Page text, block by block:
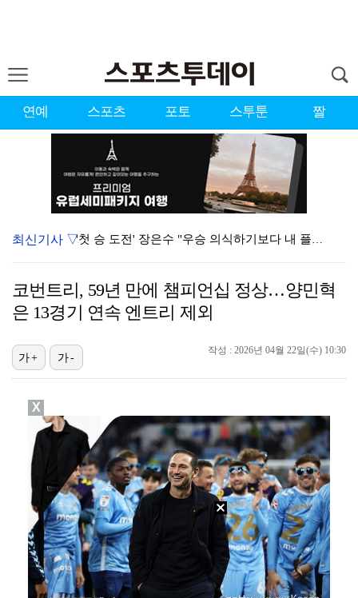
연예 스포츠 포토 스투툰 짤
'첫 승 도전' 장은수 "우승 의식하기보다 내 플레이에…
에스파, '쇠맛'부터 '달콤한 맛'까지…고척돔 가득 채…
맨시티 마레스카 감독 "이강인은 훌륭한 선수…아틀레티코…
박지민 아나운서 "발리까지 갔는데…'피의 게임2' 출연…
'리그 2연패 정조준' 아스널, 뉴캐슬서 기마랑이스 영…
[ST포토] 이강인, 환하게 웃으며
박미선, 큐브와 전속계약 종료…6년 동행 마무리
최신기사 ▽
코번트리, 59년 만에 챔피언십 정상…양민혁
은 13경기 연속 엔트리 제외
작성 : 2026년 04월 22일(수) 10:30
가+ 가-
X